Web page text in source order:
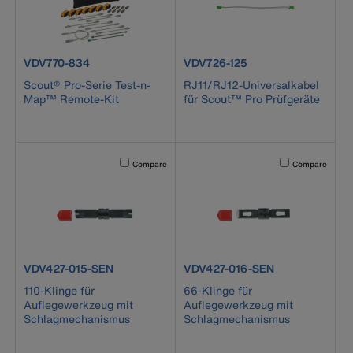
product number VDV770-834
VDV770-834
Scout® Pro-Serie Test-n-
Map™ Remote-Kit
product number VDV726-125
VDV726-125
RJ11/RJ12-Universalkabel
für Scout™ Pro Prüfgeräte
Activating this element will cause content on the page to
Compare
product number VDV427-015-SEN
VDV427-015-SEN
110-Klinge für
Auflegewerkzeug mit
Schlagmechanismus
Activating this
Compare
product number VDV427-016-
VDV427-016-SEN
66-Klinge für
Auflegewerkzeug mit
Schlagmechanismus